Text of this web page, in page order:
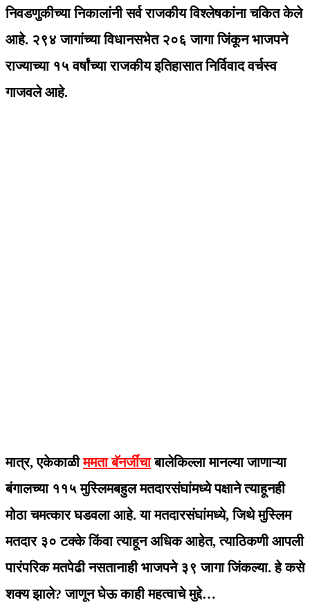
निवडणुकीच्या निकालांनी सर्व राजकीय विश्लेषकांना चकित केले
आहे. २९४ जागांच्या विधानसभेत २०६ जागा जिंकून भाजपने
राज्याच्या १५ वर्षांच्या राजकीय इतिहासात निर्विवाद वर्चस्व
गाजवले आहे.
मात्र, एकेकाळीममता बॅनर्जींचाबालेकिल्ला मानल्या जाणाऱ्या
बंगालच्या ११५ मुस्लिमबहुल मतदारसंघांमध्ये पक्षाने त्याहूनही
मोठा चमत्कार घडवला आहे. या मतदारसंघांमध्ये, जिथे मुस्लिम
मतदार ३० टक्के किंवा त्याहून अधिक आहेत, त्याठिकणी आपली
पारंपरिक मतपेढी नसतानाही भाजपने ३९ जागा जिंकल्या. हे कसे
शक्य झाले? जाणून घेऊ काही महत्वाचे मुद्दे…